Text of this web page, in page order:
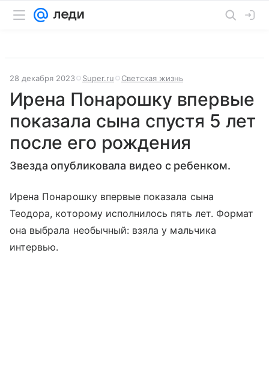
28 декабря 2023 Super.ru Светская жизнь
Ирена Понарошку впервые
показала сына спустя 5 лет
после его рождения
Звезда опубликовала видео с ребенком.
Ирена Понарошку впервые показала сына
Теодора, которому исполнилось пять лет. Формат
она выбрала необычный: взяла у мальчика
интервью.